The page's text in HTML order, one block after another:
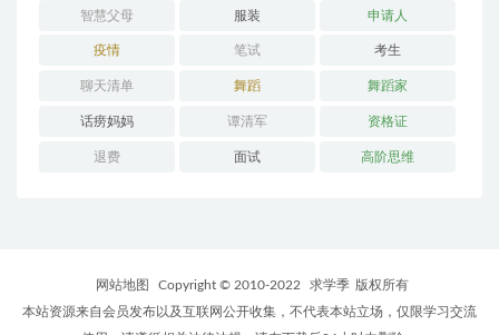
智慧父母 服装 申请人
疫情 笔试 考生
聊天清单 舞蹈 舞蹈家
话痨妈妈 谭清军 资格证
退费 面试 高阶思维
网站地图 Copyright © 2010-2022 求学季 版权所有
本站资源来自会员发布以及互联网公开收集，不代表本站立场，仅限学习交流